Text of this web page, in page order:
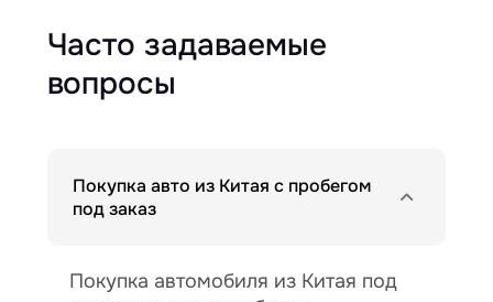
Часто задаваемые
вопросы
Покупка авто из Китая с пробегом
под заказ
Покупка автомобиля из Китая под